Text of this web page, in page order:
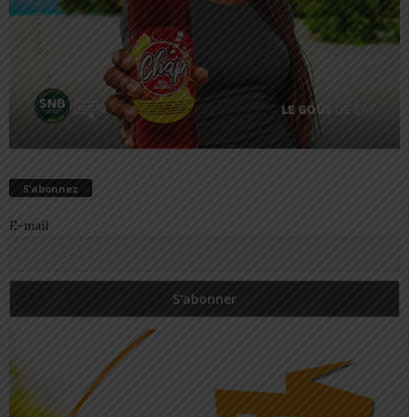
S’abonnez
E-mail